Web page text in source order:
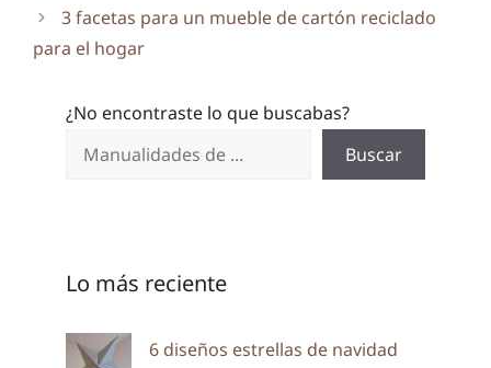
3 facetas para un mueble de cartón reciclado
para el hogar
¿No encontraste lo que buscabas?
Buscar
Lo más reciente
6 diseños estrellas de navidad